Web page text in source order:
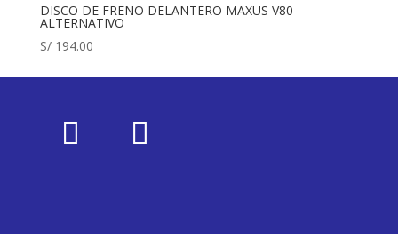
DISCO DE FRENO DELANTERO MAXUS V80 –
ALTERNATIVO
S/194.00